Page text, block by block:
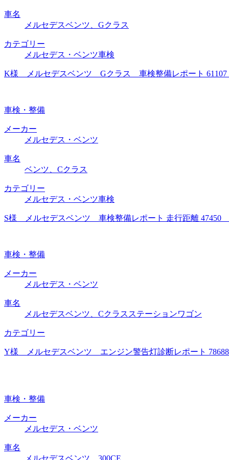
車名
メルセデスベンツ、Gクラス
カテゴリー
メルセデス・ベンツ車検
K様 メルセデスベンツ Gクラス 車検整備レポート 61107
車検・整備
メーカー
メルセデス・ベンツ
車名
ベンツ、Cクラス
カテゴリー
メルセデス・ベンツ車検
S様 メルセデスベンツ 車検整備レポート 走行距離 47450
車検・整備
メーカー
メルセデス・ベンツ
車名
メルセデスベンツ、Cクラスステーションワゴン
カテゴリー
Y様 メルセデスベンツ エンジン警告灯診断レポート
車検・整備
メーカー
メルセデス・ベンツ
車名
メルセデスベンツ、300CE